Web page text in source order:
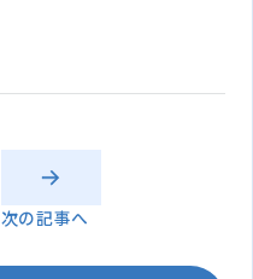
次の記事へ